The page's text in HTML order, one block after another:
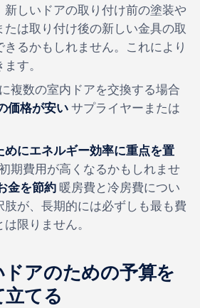
新しいドアの取り付け前の塗装や
たは取り付け後の新しい金具の取
きるかもしれません。これにより
す。
複数の室内ドアを交換する場合
価格が安い サプライヤーまたは
めにエネルギー効率に重点を置
期費用が高くなるかもしれませ
金を節約 暖房費と冷房費につい
肢が、長期的には必ずしも最も費
限りません。
アのための予算を
立てる